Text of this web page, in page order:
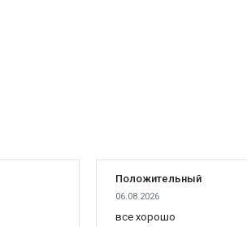
Положительный
06.08.2026
все хорошо